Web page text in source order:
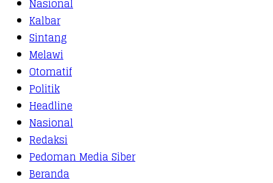
Nasional
Kalbar
Sintang
Melawi
Otomatif
Politik
Headline
Nasional
Redaksi
Pedoman Media Siber
Beranda